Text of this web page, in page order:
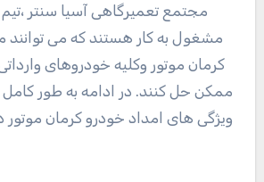
مجتمع تعمیرگاهی آسیا سنتر
مشغول به کار هستند که می
کرمان موتور وکلیه خودروهای
ممکن حل کنند. در ادامه به طور
ویژگی های امداد خودرو کرمان موتور